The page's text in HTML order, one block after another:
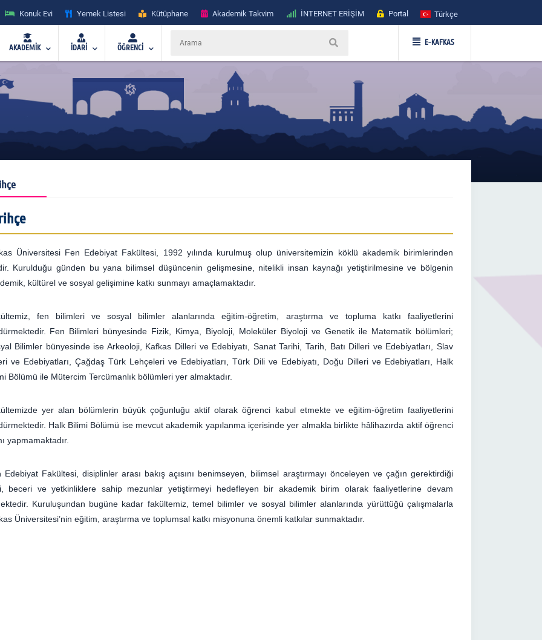
Konuk Evi Yemek Listesi Kütüphane Akademik Takvim İNTERNET ERİŞİM Portal Türkçe
AKADEMİK İDARİ ÖĞRENCİ
E-KAFKAS
Üniversitesi Fen Edebiyat Fakültesi, 1992 yılında kurulmuş olup üniversitemizin köklü akademik birimlerinden
Kurulduğu günden bu yana bilimsel düşüncenin gelişmesine, nitelikli insan kaynağı yetiştirilmesine ve bölgenin
kültürel ve sosyal gelişimine katkı sunmayı amaçlamaktadır.
fen bilimleri ve sosyal bilimler alanlarında eğitim-öğretim, araştırma ve topluma katkı faaliyetlerini
Fen Bilimleri bünyesinde Fizik, Kimya, Biyoloji, Moleküler Biyoloji ve Genetik ile Matematik bölümleri;
Bilimler bünyesinde ise Arkeoloji, Kafkas Dilleri ve Edebiyatı, Sanat Tarihi, Tarih, Batı Dilleri ve Edebiyatları, Slav
ve Edebiyatları, Çağdaş Türk Lehçeleri ve Edebiyatları, Türk Dili ve Edebiyatı, Doğu Dilleri ve Edebiyatları, Halk
Bölümü ile Mütercim Tercümanlık bölümleri yer almaktadır.
yer alan bölümlerin büyük çoğunluğu aktif olarak öğrenci kabul etmekte ve eğitim-öğretim faaliyetlerini
Halk Bilimi Bölümü ise mevcut akademik yapılanma içerisinde yer almakla birlikte hâlihazırda aktif öğrenci
yapmamaktadır.
Edebiyat Fakültesi, disiplinler arası bakış açısını benimseyen, bilimsel araştırmayı önceleyen ve çağın gerektirdiği
beceri ve yetkinliklere sahip mezunlar yetiştirmeyi hedefleyen bir akademik birim olarak faaliyetlerine devam
Kuruluşundan bugüne kadar fakültemiz, temel bilimler ve sosyal bilimler alanlarında yürüttüğü çalışmalarla
Üniversitesi’nin eğitim, araştırma ve toplumsal katkı misyonuna önemli katkılar sunmaktadır.